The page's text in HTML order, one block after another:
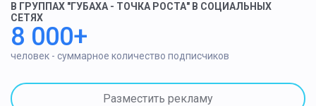
В ГРУППАХ "ГУБАХА - ТОЧКА РОСТА" В СОЦИАЛЬНЫХ
СЕТЯХ
8 000+
человек - суммарное количество подписчиков
Разместить рекламу